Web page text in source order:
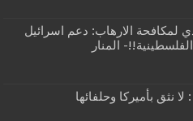
لمكافحة الارهاب: دعم اسرائيل
المنار
لا نثق بأميركا وحلفائها